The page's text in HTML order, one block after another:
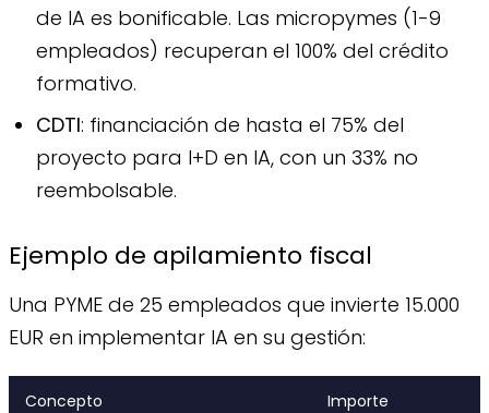
de IA es bonificable. Las micropymes (1-9
empleados) recuperan el 100% del crédito
formativo.
CDTI: financiación de hasta el 75% del
proyecto para I+D en IA, con un 33% no
reembolsable.
Ejemplo de apilamiento fiscal
Una PYME de 25 empleados que invierte 15.000
EUR en implementar IA en su gestión:
Concepto Importe